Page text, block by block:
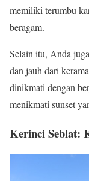
memiliki terumbu
beragam.
Selain itu, Anda
dan jauh dari
dinikmati dengan
menikmati sunset
Kerinci Seblat: